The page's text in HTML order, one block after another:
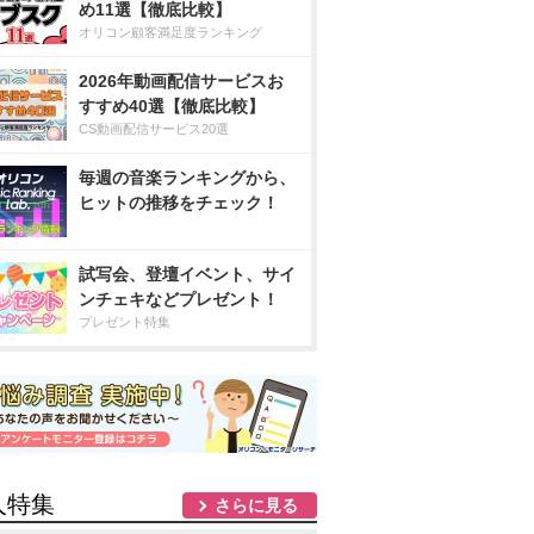
め11選【徹底比較】
オリコン顧客満足度ランキング
2026年動画配信サービスお
すすめ40選【徹底比較】
CS動画配信サービス20選
毎週の音楽ランキングから、
ヒットの推移をチェック！
試写会、登壇イベント、サイ
ンチェキなどプレゼント！
プレゼント特集
特集 さらに見る